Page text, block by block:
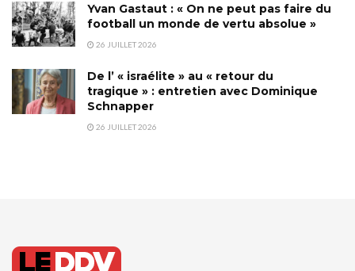
Yvan Gastaut : « On ne peut pas faire du
football un monde de vertu absolue »
26 JUILLET 2026
De l’ « israélite » au « retour du
tragique » : entretien avec Dominique
Schnapper
26 JUILLET 2026